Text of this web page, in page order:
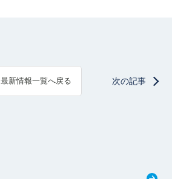
最新情報一覧へ戻る 次の記事